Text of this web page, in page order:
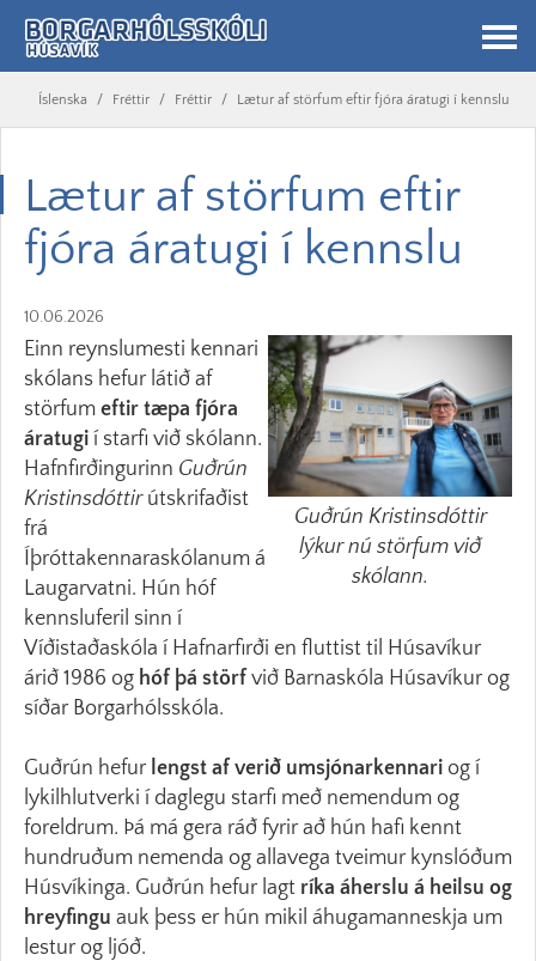
Íslenska / Fréttir / Fréttir / Lætur af störfum eftir fjóra áratugi í kennslu
Lætur af störfum eftir
fjóra áratugi í kennslu
10.06.2026
Guðrún Kristinsdóttir
lýkur nú störfum við
skólann.
Einn reynslumesti kennari
skólans hefur látið af
störfum eftir tæpa fjóra
áratugi í starfi við skólann.
Hafnfirðingurinn Guðrún
Kristinsdóttirútskrifaðist
frá
Íþróttakennaraskólanum á
Laugarvatni. Hún hóf
kennsluferil sinn í
Víðistaðaskóla í Hafnarfirði en fluttist til Húsavíkur
árið 1986 og hóf þá störf við Barnaskóla Húsavíkur og
síðar Borgarhólsskóla.
Guðrún hefur lengst af verið umsjónarkennari og í
lykilhlutverki í daglegu starfi með nemendum og
foreldrum. Þá má gera ráð fyrir að hún hafi kennt
hundruðum nemenda og allavega tveimur kynslóðum
Húsvíkinga. Guðrún hefur lagt ríka áherslu á heilsu og
hreyfingu auk þess er hún mikil áhugamanneskja um
lestur og ljóð.